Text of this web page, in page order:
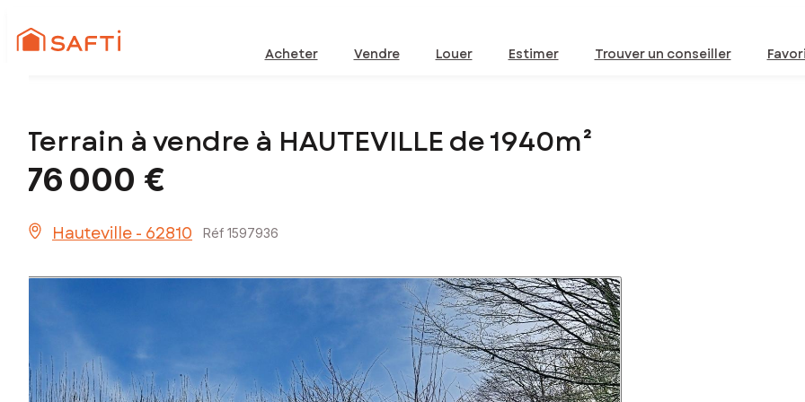
Acheter Vendre Louer Estimer Trouver un conseiller
Terrain à vendre à HAUTEVILLE de 1940m²
76 000 €
Hauteville - 62810 Réf 1597936